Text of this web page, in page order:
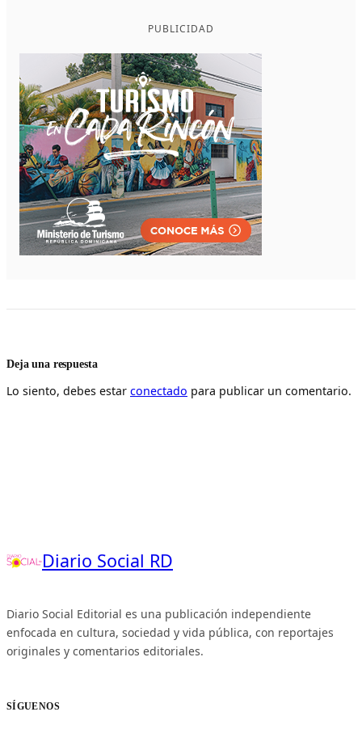
PUBLICIDAD
Deja una respuesta
Lo siento, debes estar conectado para publicar un comentario.
Diario Social RD
Diario Social Editorial es una publicación independiente
enfocada en cultura, sociedad y vida pública, con reportajes
originales y comentarios editoriales.
SÍGUENOS